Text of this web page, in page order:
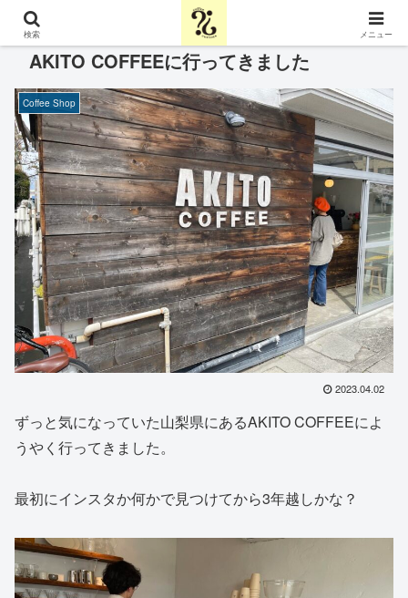
AKITO COFFEEに行ってきました
Coffee Shop
2023.04.02
ずっと気になっていた山梨県にあるAKITO COFFEEによ
うやく行ってきました。
最初にインスタか何かで見つけてから3年越しかな？
検索 メニュー